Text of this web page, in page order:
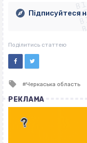
Підписуйтеся
Поділитись статтею
Tagged
Черкаська область
РЕКЛАМА